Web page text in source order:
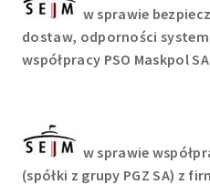
w sprawie
dostaw, odporności
współpracy PSO Maskpol
w sprawie
(spółki z grupy PGZ SA) z